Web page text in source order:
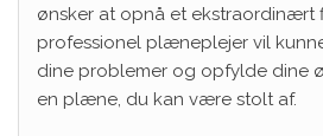
ønsker at opnå et ekstraordinært
professionel plæneplejer vil
dine problemer og opfylde dine
en plæne, du kan være stolt af.